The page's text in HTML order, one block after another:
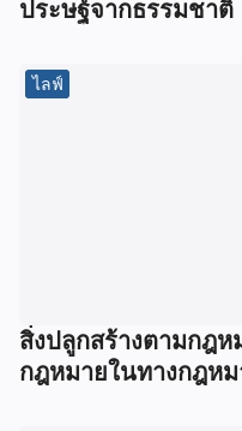
ประษฐ์จากธรรมชาติ
ไลฟ์
สิ่งปลูกสร้างตามกฎ
กฎหมายในทางกฎห